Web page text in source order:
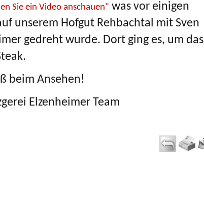
Sie ein Video anschauen" was vor einigen
unserem Hofgut Rehbachtal mit Sven
gedreht wurde. Dort ging es, um das
beim Ansehen!
Elzenheimer Team